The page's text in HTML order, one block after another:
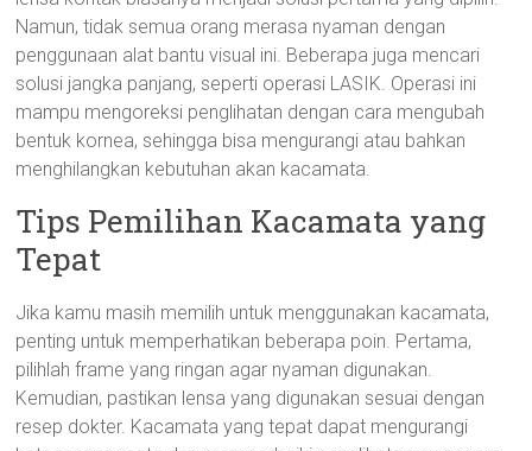
Namun, tidak semua orang merasa nyaman dengan
penggunaan alat bantu visual ini. Beberapa juga mencari
solusi jangka panjang, seperti operasi LASIK. Operasi ini
mampu mengoreksi penglihatan dengan cara mengubah
bentuk kornea, sehingga bisa mengurangi atau bahkan
menghilangkan kebutuhan akan kacamata.
Tips Pemilihan Kacamata yang
Tepat
Jika kamu masih memilih untuk menggunakan kacamata,
penting untuk memperhatikan beberapa poin. Pertama,
pilihlah frame yang ringan agar nyaman digunakan.
Kemudian, pastikan lensa yang digunakan sesuai dengan
resep dokter. Kacamata yang tepat dapat mengurangi